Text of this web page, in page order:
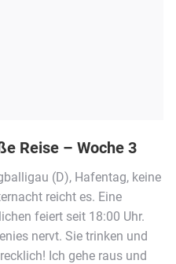
Reise – Woche 3
(D), Hafentag, keine
reicht es. Eine
feiert seit 18:00 Uhr.
nervt. Sie trinken und
Ich gehe raus und